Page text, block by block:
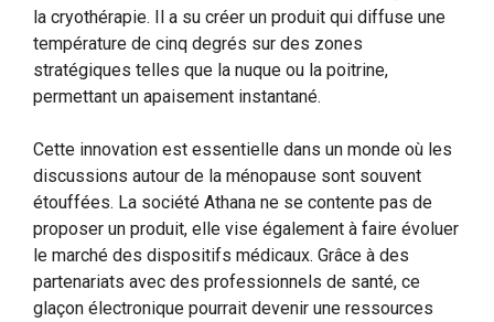
la cryothérapie. Il a su créer un produit qui diffuse une
température de cinq degrés sur des zones
stratégiques telles que la nuque ou la poitrine,
permettant un apaisement instantané.
Cette innovation est essentielle dans un monde où les
discussions autour de la ménopause sont souvent
étouffées. La société Athana ne se contente pas de
proposer un produit, elle vise également à faire évoluer
le marché des dispositifs médicaux. Grâce à des
partenariats avec des professionnels de santé, ce
glaçon électronique pourrait devenir une ressources